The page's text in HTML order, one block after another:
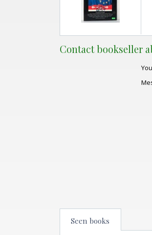
Contact bookseller
Seen books